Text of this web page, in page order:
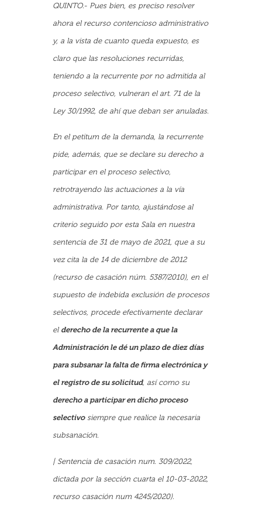
QUINTO.- Pues bien, es preciso resolver
ahora el recurso contencioso administrativo
y, a la vista de cuanto queda expuesto, es
claro que las resoluciones recurridas,
teniendo a la recurrente por no admitida al
proceso selectivo, vulneran el art. 71 de la
Ley 30/1992, de ahí que deban ser anuladas.
En el petitum de la demanda, la recurrente
pide, además, que se declare su derecho a
participar en el proceso selectivo,
retrotrayendo las actuaciones a la vía
administrativa. Por tanto, ajustándose al
criterio seguido por esta Sala en nuestra
sentencia de 31 de mayo de 2021, que a su
vez cita la de 14 de diciembre de 2012
(recurso de casación núm. 5387/2010), en el
supuesto de indebida exclusión de procesos
selectivos, procede efectivamente declarar
el derecho de la recurrente a que la
Administración le dé un plazo de diez días
para subsanar la falta de firma electrónica y
el registro de su solicitud, así como su
derecho a participar en dicho proceso
selectivosiempre que realice la necesaria
subsanación.
| Sentencia de casación num. 309/2022,
dictada por la sección cuarta el 10-03-2022,
recurso casación num 4245/2020).